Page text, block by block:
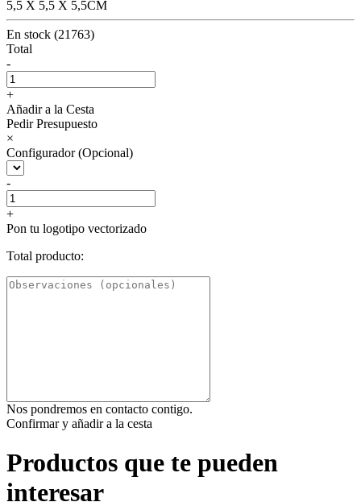
5,5 X 5,5 X 5,5CM
En stock (21763)
Total
-
+
Añadir a la Cesta
Pedir Presupuesto
×
Configurador (Opcional)
-
+
Pon tu logotipo vectorizado
Total producto:
Nos pondremos en contacto contigo.
Confirmar y añadir a la cesta
Productos que te pueden
interesar